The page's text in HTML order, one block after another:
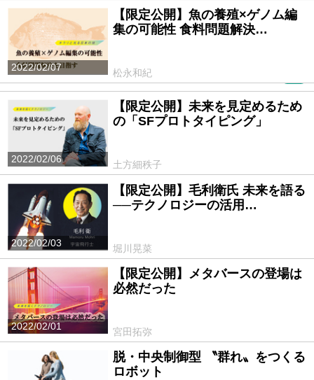
2022/02/07
【限定公開】魚の養殖×ゲノム編
集の可能性 食料問題解決…
松永和紀
2022/02/06
【限定公開】未来を見定めるため
の「SFプロトタイピング」
土方細秩子
2022/02/03
【限定公開】毛利衛氏 未来を語る
──テクノロジーの活用…
堀川晃菜
2022/02/01
【限定公開】メタバースの登場は
必然だった
宮田拓弥
脱・中央制御型 〝群れ〟をつくる
ロボット